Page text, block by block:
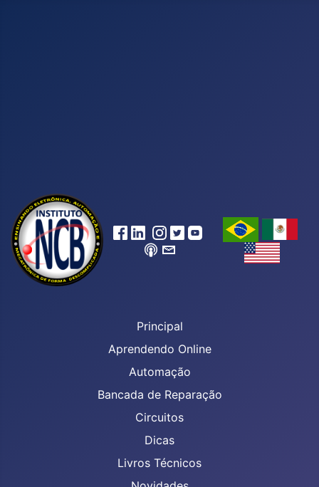
Principal
Aprendendo Online
Automação
Bancada de Reparação
Circuitos
Dicas
Livros Técnicos